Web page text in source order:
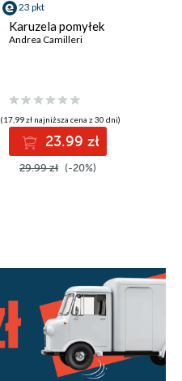
23 pkt
Karuzela pomyłek
Andrea Camilleri
(17,99 zł najniższa cena z 30 dni)
23.99 zł
29.99 zł (-20%)